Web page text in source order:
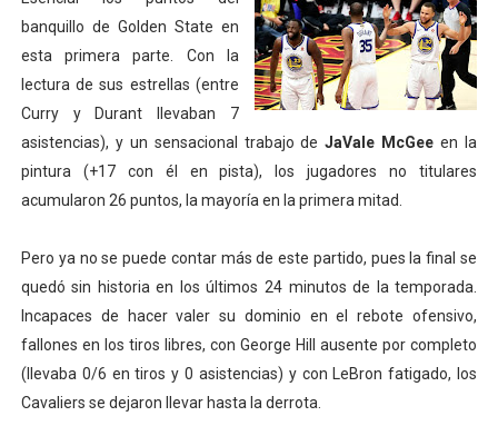
banquillo de Golden State en
esta primera parte. Con la
lectura de sus estrellas (entre
Curry y Durant llevaban 7
asistencias), y un sensacional trabajo de JaVale McGee en la
pintura (+17 con él en pista), los jugadores no titulares
acumularon 26 puntos, la mayoría en la primera mitad.
Pero ya no se puede contar más de este partido, pues la final se
quedó sin historia en los últimos 24 minutos de la temporada.
Incapaces de hacer valer su dominio en el rebote ofensivo,
fallones en los tiros libres, con George Hill ausente por completo
(llevaba 0/6 en tiros y 0 asistencias) y con LeBron fatigado, los
Cavaliers se dejaron llevar hasta la derrota.